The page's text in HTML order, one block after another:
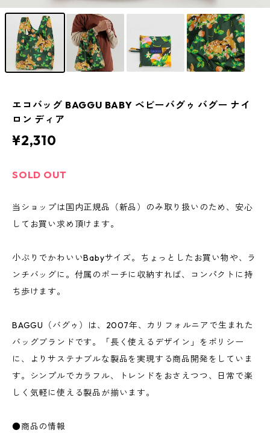
エコバッグ BAGGU BABY ベビーバグゥ バグー ナイ
ロン ディア
¥2,310
SOLD OUT
当ショップは国内正規品（新品）のみ取り扱いのため、安心
してお買い求め頂けます。
小ぶりでかわいいBabyサイズ。ちょっとしたお買い物や、ラ
ンチバッグに。付属のポーチに収納すれば、コンパクトに持
ち歩けます。
BAGGU（バグゥ）は、2007年、カリフォルニアで生まれた
バッグブランドです。「長く使えるデザイン」をポリシー
に、よりサステナブルな製品を実現する商品開発をしていま
す。シンプルでカラフル、トレンドをおさえつつ、日常で楽
しく気軽に使える製品が揃います。
●商品の情報